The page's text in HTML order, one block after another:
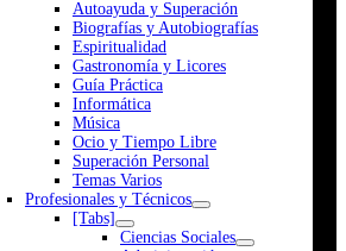
Autoayuda y Superación
Biografías y Autobiografías
Espiritualidad
Gastronomía y Licores
Guía Práctica
Informática
Música
Ocio y Tiempo Libre
Superación Personal
Temas Varios
Profesionales y Técnicos
[Tabs]
Ciencias Sociales